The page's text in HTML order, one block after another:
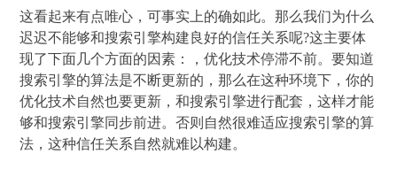
这看起来有点唯心，可事实上的确如此。那么我们为什么
迟迟不能够和搜索引擎构建良好的信任关系呢?这主要体
现了下面几个方面的因素：，优化技术停滞不前。要知道
搜索引擎的算法是不断更新的，那么在这种环境下，你的
优化技术自然也要更新，和搜索引擎进行配套，这样才能
够和搜索引擎同步前进。否则自然很难适应搜索引擎的算
法，这种信任关系自然就难以构建。